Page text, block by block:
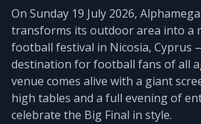
On Sunday 19 July 2026,
transforms its outdoor area into a
football festival in Nicosia, Cyprus
destination for football fans of all
venue comes alive with a giant
high tables and a full evening of
celebrate the Big Final in style.